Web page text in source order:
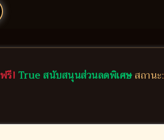
ฟรี! True สนับสนุนส่วนลดพิเศษสถานะ: